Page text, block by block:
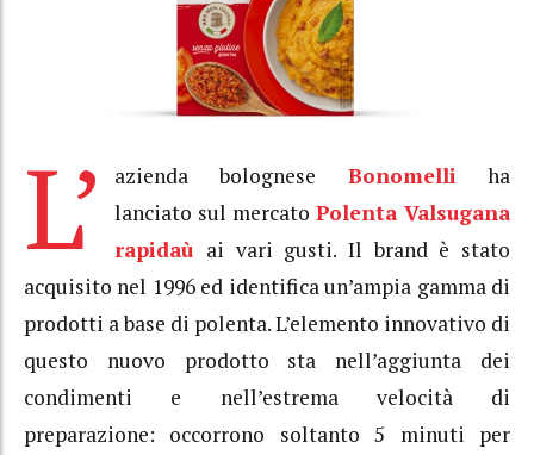
L’ azienda bolognese Bonomelli ha
lanciato sul mercatoPolenta Valsugana
rapidaù ai vari gusti. Il brand è stato
acquisito nel 1996 ed identifica un’ampia gamma di
prodotti a base di polenta. L’elemento innovativo di
questo nuovo prodotto sta nell’aggiunta dei
condimenti e nell’estrema velocità di
preparazione: occorrono soltanto 5 minuti per